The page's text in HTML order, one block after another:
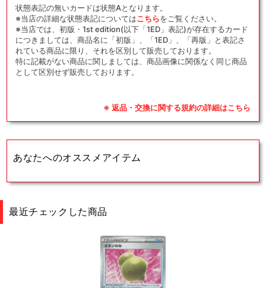
数
量
を
減
ら
す
数
量
を
増
や
す
状態表記の無いカードは状態Aとなります。
※当店の詳細な状態表記についてはこちらをご覧ください。
※当店では、初版・1st edition(以下「1ED」表記)が存在するカード
につきましては、商品名に「初版」、「1ED」、「再版」と表記さ
れている商品に限り、それを区別して販売しております。
特に記載がない商品に関しましては、商品画像に関係なく同じ商品
として区別せず販売しております。
※ 返品・交換に関する規約の詳細はこちら
あなたへのオススメアイテム
最近チェックした商品